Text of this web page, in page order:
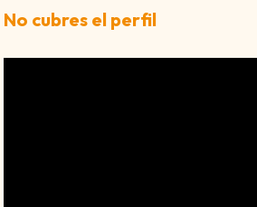
No cubres el perfil